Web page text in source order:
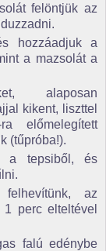
felöntjük az
hozzáadjuk a
a mazsolát a
alaposan
kikent, liszttel
előmelegített
(tűpróba!).
a tepsiből, és
az
perc elteltével
falú edénybe